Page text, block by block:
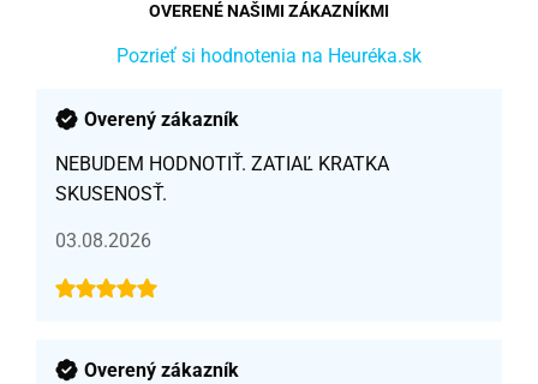
OVERENÉ NAŠIMI ZÁKAZNÍKMI
Pozrieť si hodnotenia na Heuréka.sk
Overený zákazník
NEBUDEM HODNOTIŤ. ZATIAĽ KRATKA
SKUSENOSŤ.
03.08.2026
Overený zákazník